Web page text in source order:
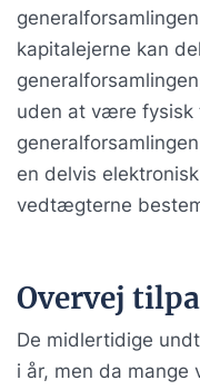
kapitalejerne kan
uden at være fysisk
en delvis
vedtægterne
Overvej
De midlertidige
i år, men da mange